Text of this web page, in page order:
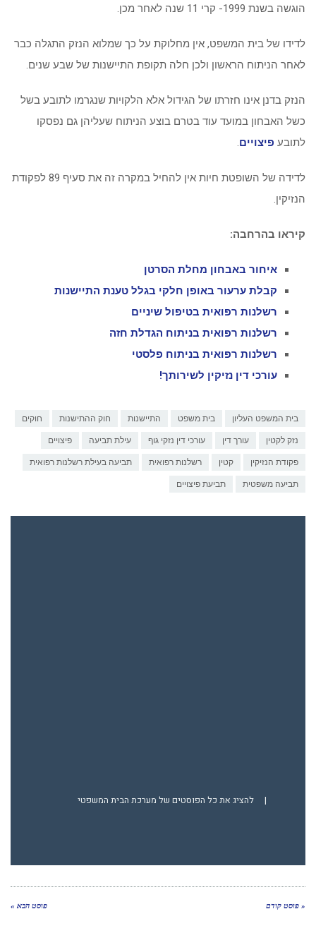
הוגשה בשנת 1999- קרי 11 שנה לאחר מכן.
לדידו של בית המשפט, אין מחלוקת על כך שמלוא הנזק התגלה כבר
לאחר הניתוח הראשון ולכן חלה תקופת התיישנות של שבע שנים.
הנזק בדנן אינו חזרתו של הגידול אלא הלקויות שנגרמו לתובע בשל
כשל האבחון במועד עוד בטרם בוצע הניתוח שעליהן גם נפסקו
לתובע פיצויים.
לדידה של השופטת חיות אין להחיל במקרה זה את סעיף 89 לפקודת
הנזיקין.
קיראו בהרחבה:
איחור באבחון מחלת הסרטן
קבלת ערעור באופן חלקי בגלל טענת התיישנות
רשלנות רפואית בטיפול שיניים
רשלנות רפואית בניתוח הגדלת חזה
רשלנות רפואית בניתוח פלסטי
עורכי דין נזיקין לשירותך!
בית המשפט העליון בית משפט התיישנות חוק ההתישנות חוקים
נזק לקטין עורך דין עורכי דין נזקי גוף עילת תביעה פיצויים
פקודת הנזיקין קטין רשלנות רפואית תביעה בעילת רשלנות רפואית
תביעה משפטית תביעת פיצויים
| להציג את כל הפוסטים של מערכת הבית המשפטי
« פוסט קודם פוסט הבא »